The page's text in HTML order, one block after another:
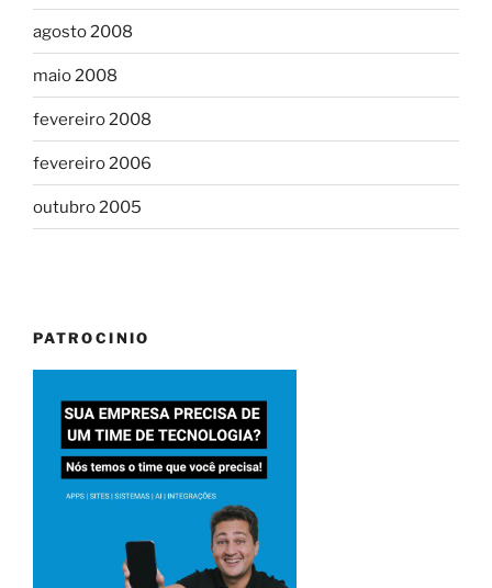
agosto 2008
maio 2008
fevereiro 2008
fevereiro 2006
outubro 2005
PATROCINIO